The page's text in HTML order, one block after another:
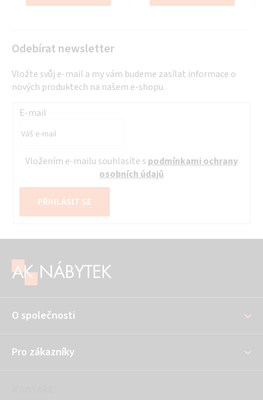
Odebírat newsletter
Vložte svůj e-mail a my vám budeme zasílat informace o
nových produktech na našem e-shopu.
E-mail
Vložením e-mailu souhlasíte s podmínkami ochrany
osobních údajů
PŘIHLÁSIT SE
O společnosti
Pro zákazníky